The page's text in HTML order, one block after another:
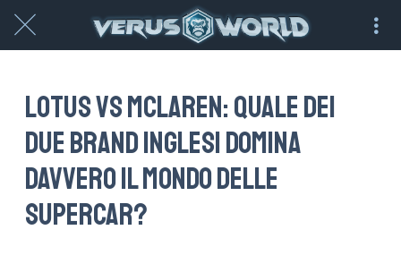
Lotus vs McLaren: quale dei
due brand inglesi domina
davvero il mondo delle
supercar?